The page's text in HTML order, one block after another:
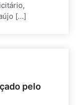
[…]
pelo